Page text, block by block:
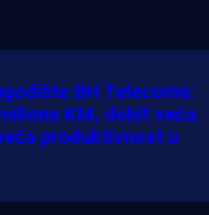
BH Telecoma:
KM, dobit veća
produktivnost u